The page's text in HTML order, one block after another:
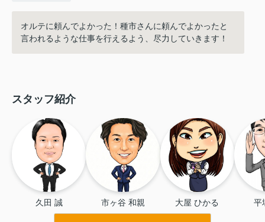
オルテに頼んでよかった！種市さんに頼んでよかったと
言われるような仕事を行えるよう、尽力していきます！
スタッフ紹介
久田 誠 市ヶ谷 和親 大屋 ひかる 平